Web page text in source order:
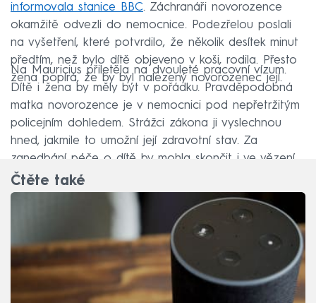
informovala stanice BBC. Záchranáři novorozence
okamžitě odvezli do nemocnice. Podezřelou poslali
na vyšetření, které potvrdilo, že několik desítek minut
předtím, než bylo dítě objeveno v koši, rodila. Přesto
žena popírá, že by byl nalezený novorozenec její.
Na Mauricius přiletěla na dvouleté pracovní vízum.
Dítě i žena by měly být v pořádku. Pravděpodobná
matka novorozence je v nemocnici pod nepřetržitým
policejním dohledem. Strážci zákona ji vyslechnou
hned, jakmile to umožní její zdravotní stav. Za
zanedbání péče o dítě by mohla skončit i ve vězení.
Čtěte také